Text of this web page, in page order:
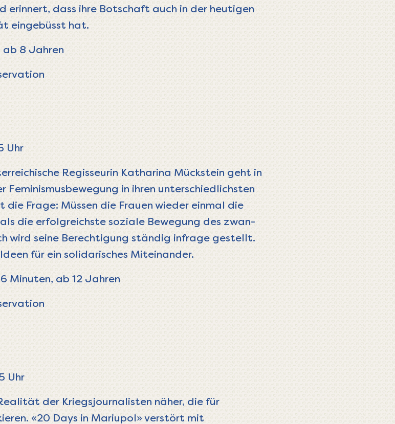
erinnert, dass ihre Botschaft auch in der heutigen
eingebüsst hat.
ab 8 Jahren
Uhr
Regis­seurin Katha­rina Mückstein geht in
Femi­nis­mus­be­we­gung in ihren unter­schied­lichsten
Frage: Müssen die Frauen wieder einmal die
die erfolg­reichste soziale Bewe­gung des zwan­
wird seine Berech­ti­gung ständig infrage gestellt.
für ein soli­da­ri­sches Mitein­ander.
Minuten, ab 12 Jahren
Uhr
der Kriegsjournalisten näher, die für
«20 Days in Mariupol» verstört mit